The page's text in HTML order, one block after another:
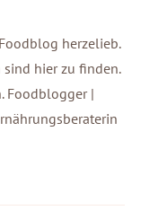
herzelieb.
sind hier zu finden.
Foodblogger |